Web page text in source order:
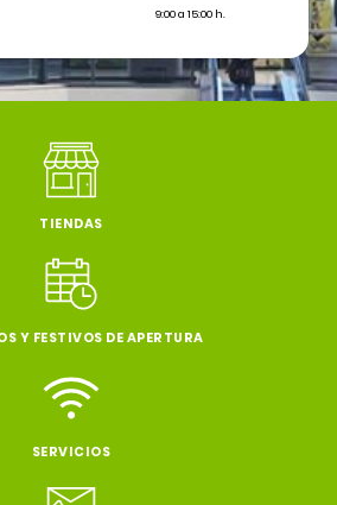
9:00 a 15:00 h.
TIENDAS
Y FESTIVOS DE APERTURA
SERVICIOS